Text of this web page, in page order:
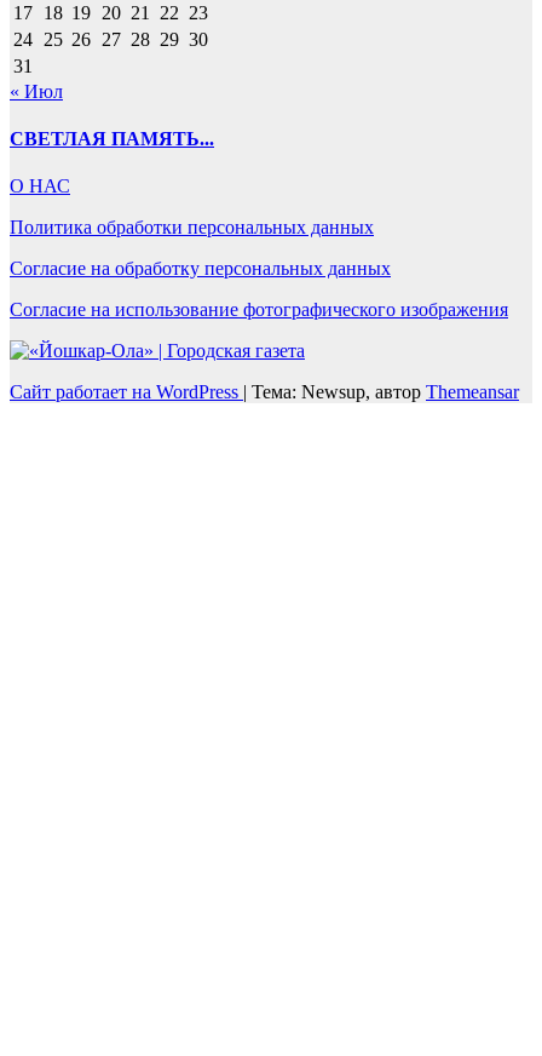
17 18 19 20 21 22 23
24 25 26 27 28 29 30
31
« Июл
СВЕТЛАЯ ПАМЯТЬ...
О НАС
Политика обработки персональных данных
Согласие на обработку персональных данных
Согласие на использование фотографического изображения
Сайт работает на WordPress | Тема: Newsup, автор Themeansar